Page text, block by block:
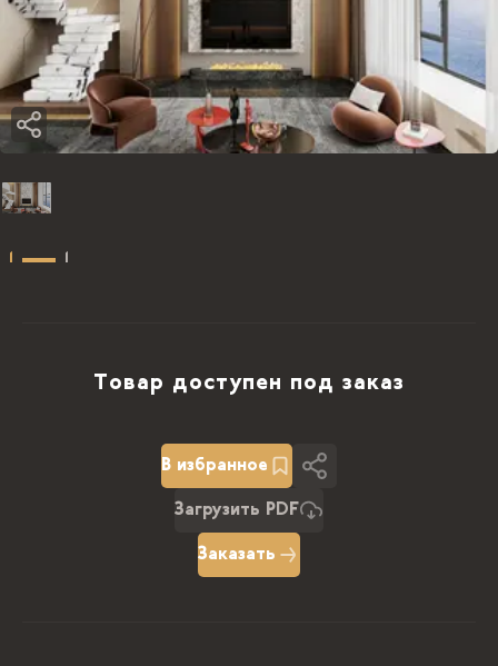
1 1
Товар доступен под заказ
В избранное
Загрузить PDF
Заказать